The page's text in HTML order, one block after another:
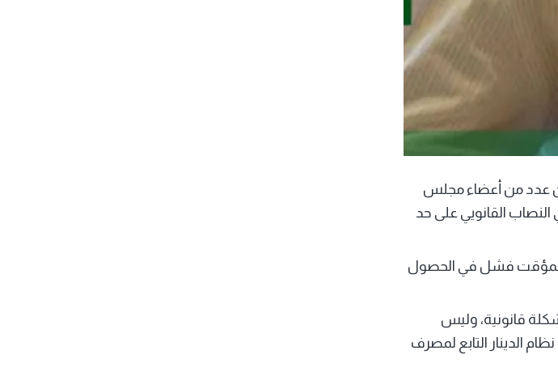
أن عدد من أعضاء مجلس
النصاب القانويي على حد
صامت منذ 18 أغسطس، والمحافظ المؤقت فشل في الحصول
قانونية، وليس
الدينار التابع لمصرف